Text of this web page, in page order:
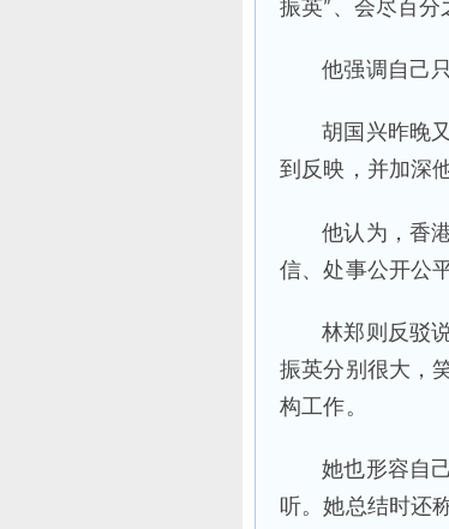
振英”、会尽百分
他强调自己
胡国兴昨晚
到反映，并加深
他认为，香
信、处事公开公
林郑则反驳
振英分别很大，
构工作。
她也形容自
听。她总结时还